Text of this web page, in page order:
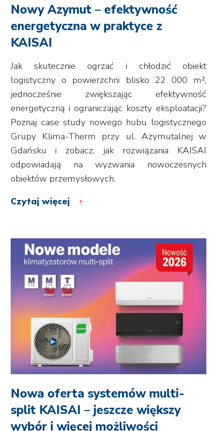
Nowy Azymut – efektywność
energetyczna w praktyce z
KAISAI
Jak skutecznie ogrzać i chłodzić obiekt
logistyczny o powierzchni blisko 22 000 m²,
jednocześnie zwiększając efektywność
energetyczną i ograniczając koszty eksploatacji?
Poznaj case study nowego hubu logistycznego
Grupy Klima-Therm przy ul. Azymutalnej w
Gdańsku i zobacz, jak rozwiązania KAISAI
odpowiadają na wyzwania nowoczesnych
obiektów przemysłowych.
Czytaj więcej
Nowa oferta systemów multi-
split KAISAI – jeszcze większy
wybór i więcej możliwości